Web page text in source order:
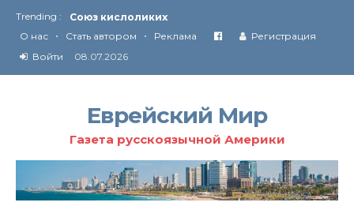
Trending :
Соглашение США с Ираном
Технология Революции в Иране
О нас • Стать автором • Реклама
Регистрация
Войти
08.07.2026
Еврейский Мир
Газета русскоязычной Америки